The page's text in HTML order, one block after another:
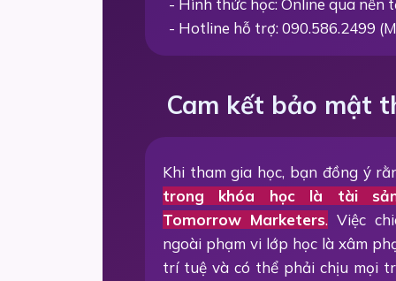
- Hình thức học: Online qua nền
- Hotline hỗ trợ: 090.586.2499
Khi tham gia học, bạn đồng ý
trong khóa học là tài
Tomorrow Marketers. Việc
ngoài phạm vi lớp học là xâm
trí tuệ và có thể phải chịu mọi
Cam kết bảo mật